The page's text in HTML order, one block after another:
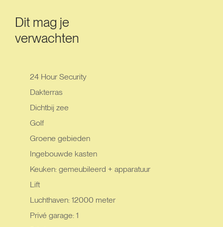
Dit mag je
verwachten
24 Hour Security
Dakterras
Dichtbij zee
Golf
Groene gebieden
Ingebouwde kasten
Keuken: gemeubileerd + apparatuur
Lift
Luchthaven: 12000 meter
Privé garage: 1